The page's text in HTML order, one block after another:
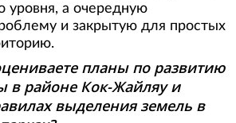
уровня, а очередную
и закрытую для простых
планы по развитию
в районе Кок-Жайляу и
выделения земель в